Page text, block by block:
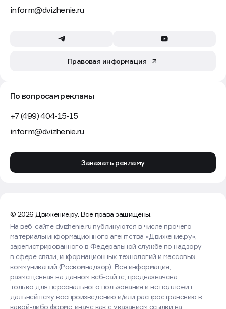
inform@dvizhenie.ru
Правовая информация
По вопросам рекламы
+7 (499) 404-15-15
inform@dvizhenie.ru
Заказать рекламу
© 2026 Движение.ру. Все права защищены.
На веб-сайте dvizhenie.ru публикуются в числе прочего
материалы информационного агентства «Движение.ру»,
зарегистрированного в Федеральной службе по надзору
в сфере связи, информационных технологий и массовых
коммуникаций (Роскомнадзор). Вся информация,
размещенная на данном веб-сайте, предназначена
только для персонального пользования и не подлежит
дальнейшему воспроизведению и/или распространению в
какой-либо форме, иначе как с указанием ссылки на